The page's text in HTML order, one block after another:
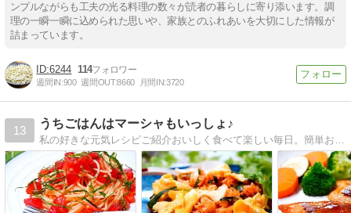
ンプルながらも工夫の光る料理の数々が読者の暮らしに寄り添います。調
理の一瞬一瞬に込められた思いや、家族とのふれあいを大切にした情報が
詰まっています。
6244 114
週間IN:900 週間OUT:8660 月間IN:3720
13
うちごはんはマーシャもいっしょ♪